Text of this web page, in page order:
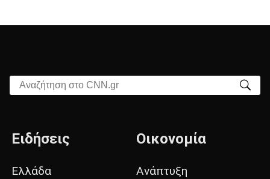
Αναζήτηση στο CNN.gr
Ειδήσεις
Ελλάδα
Οικονομία
Ανάπτυξη